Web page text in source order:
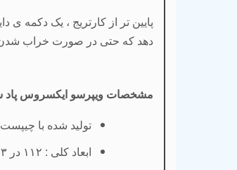
پایین تر از کارتریج ، یک دکمه
دهد که حتی در صورت خراب شدن
مشخصات ویپرسو ایکسروس پاد
تولید شده با چیپست
ابعاد کلی : ۱۱۲ در ۲۳ در ۱۳ میلی متر